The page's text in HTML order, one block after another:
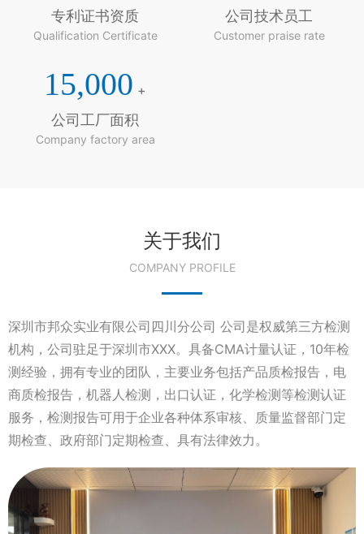
专利证书资质
Qualification Certificate
公司技术员工
Customer praise rate
15,000 +
公司工厂面积
Company factory area
关于我们
COMPANY PROFILE
深圳市邦众实业有限公司四川分公司 公司是权威第三方检测
机构，公司驻足于深圳市XXX。具备CMA计量认证，10年检
测经验，拥有专业的团队，主要业务包括产品质检报告，电
商质检报告，机器人检测，出口认证，化学检测等检测认证
服务，检测报告可用于企业各种体系审核、质量监督部门定
期检查、政府部门定期检查、具有法律效力。